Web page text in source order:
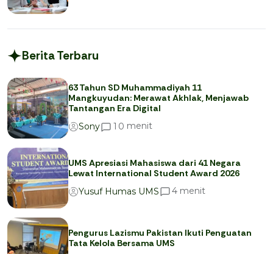
Berita Terbaru
63 Tahun SD Muhammadiyah 11
Mangkuyudan: Merawat Akhlak, Menjawab
Tantangan Era Digital
Sony
1 0 menit
UMS Apresiasi Mahasiswa dari 41 Negara
Lewat International Student Award 2026
Yusuf Humas UMS
4 menit
Pengurus Lazismu Pakistan Ikuti Penguatan
Tata Kelola Bersama UMS